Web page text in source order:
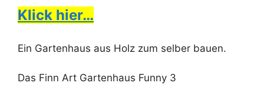
Klick hier…
Ein Gartenhaus aus Holz zum selber bauen.
Das Finn Art Gartenhaus Funny 3